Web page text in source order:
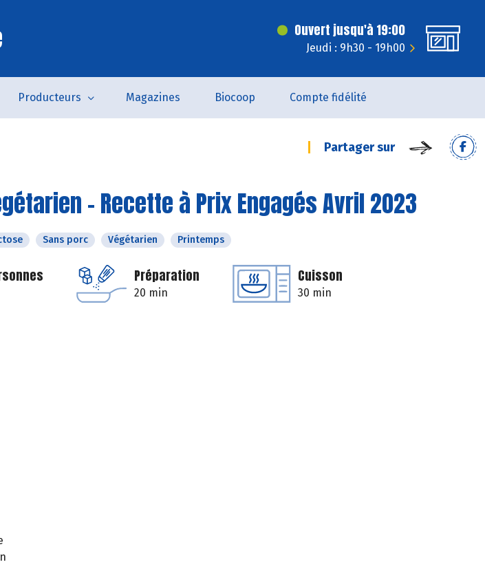
Ouvert jusqu'à 19:00
Jeudi : 9h30 - 19h00
Producteurs Magazines Biocoop Compte fidélité
Partager sur
- Recette à Prix Engagés Avril 2023
Sans porc Végétarien Printemps
Préparation
20 min
Cuisson
30 min